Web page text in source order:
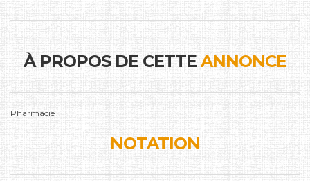
À PROPOS DE CETTEANNONCE
Pharmacie
NOTATION